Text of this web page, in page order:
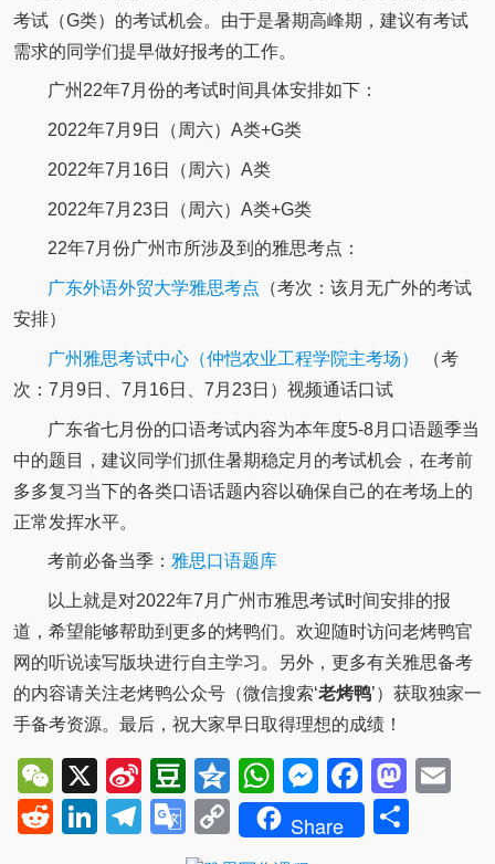
考试（G类）的考试机会。由于是暑期高峰期，建议有考试
需求的同学们提早做好报考的工作。
广州22年7月份的考试时间具体安排如下：
2022年7月9日（周六）A类+G类
2022年7月16日（周六）A类
2022年7月23日（周六）A类+G类
22年7月份广州市所涉及到的雅思考点：
广东外语外贸大学雅思考点 （考次：该月无广外的考试
安排）
广州雅思考试中心（仲恺农业工程学院主考场）
（考
次：7月9日、7月16日、7月23日）视频通话口试
广东省七月份的口语考试内容为本年度5-8月口语题季当
中的题目，建议同学们抓住暑期稳定月的考试机会，在考前
多多复习当下的各类口语话题内容以确保自己的在考场上的
正常发挥水平。
考前必备当季： 雅思口语题库
以上就是对2022年7月广州市雅思考试时间安排的报
道，希望能够帮助到更多的烤鸭们。欢迎随时访问老烤鸭官
网的听说读写版块进行自主学习。另外，更多有关雅思备考
的内容请关注老烤鸭公众号（微信搜索‘老烤鸭’）获取独家一
手备考资源。最后，祝大家早日取得理想的成绩！
WeChat
X
Sina
Weibo
Douban
QzoneWhatsApp
Messenger
RedditLinkedIn
Telegram
Google
Translate
Copy
Link
Share